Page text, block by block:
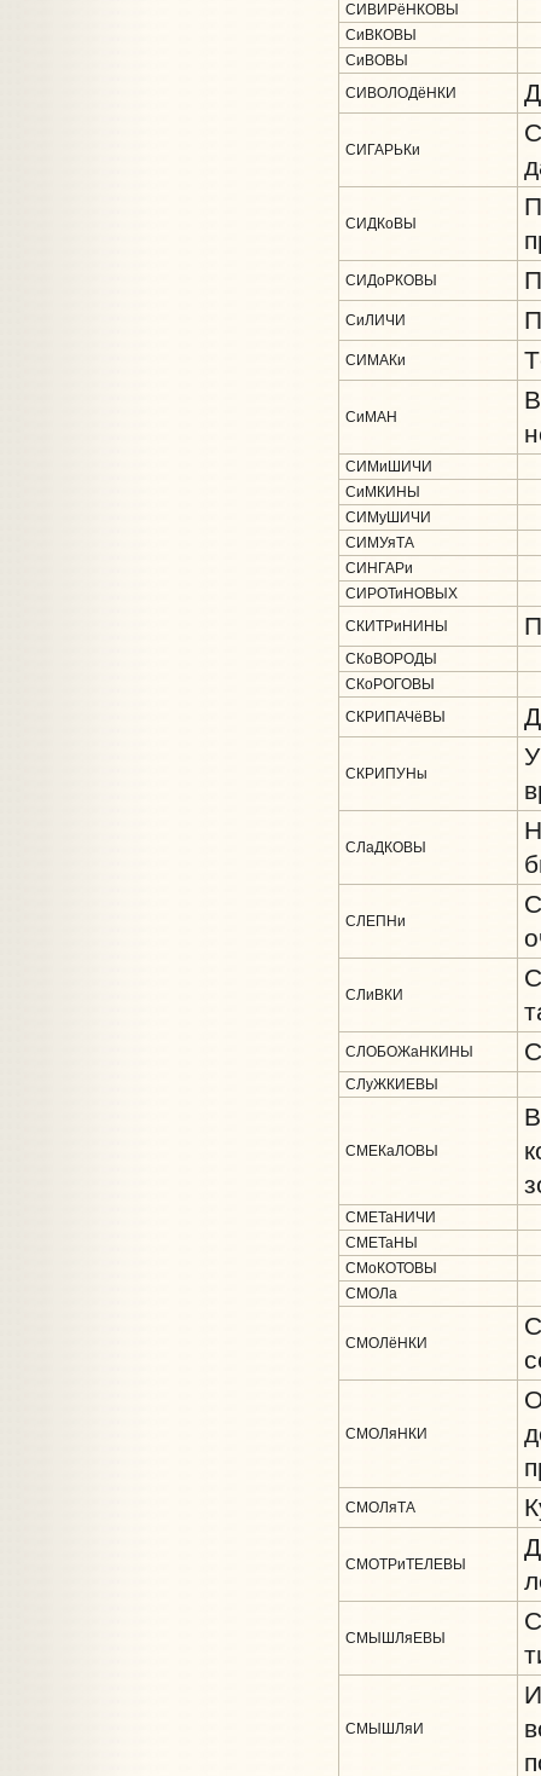
СИВИРёНКОВЫ
СиВКОВЫ
СиВОВЫ
СИВОЛОДёНКИ
СИГАРЬКи
СИДКоВЫ
СИДоРКОВЫ
СиЛИЧИ
СИМАКи
СиМАН
СИМиШИЧИ
СиМКИНЫ
СИМуШИЧИ
СИМУяТА
СИНГАРи
СИРОТиНОВЫХ
СКИТРиНИНЫ
СКоВОРОДЫ
СКоРОГОВЫ
СКРИПАЧёВЫ
СКРИПУНы
СЛаДКОВЫ
СЛЕПНи
СЛиВКИ
СЛОБОЖаНКИНЫ
СЛуЖКИЕВЫ
СМЕКаЛОВЫ
СМЕТаНИЧИ
СМЕТаНЫ
СМоКОТОВЫ
СМОЛа
СМОЛёНКИ
СМОЛяНКИ
СМОЛяТА
СМОТРиТЕЛЕВЫ
СМЫШЛяЕВЫ
СМЫШЛяИ